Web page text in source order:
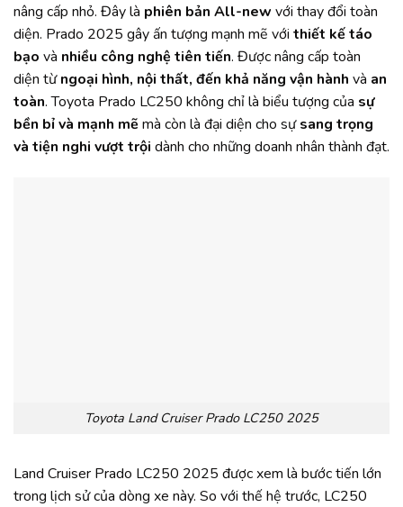
nâng cấp nhỏ. Đây là phiên bản All-new với thay đổi toàn
diện. Prado 2025 gây ấn tượng mạnh mẽ với thiết kế táo
bạo và nhiều công nghệ tiên tiến. Được nâng cấp toàn
diện từngoại hình, nội thất, đến khả năng vận hành và an
toàn. Toyota Prado LC250 không chỉ là biểu tượng của sự
bền bỉ và mạnh mẽ mà còn là đại diện cho sựsang trọng
và tiện nghi vượt trội dành cho những doanh nhân thành đạt.
Toyota Land Cruiser Prado LC250 2025
Land Cruiser Prado LC250 2025 được xem là bước tiến lớn
trong lịch sử của dòng xe này. So với thế hệ trước, LC250